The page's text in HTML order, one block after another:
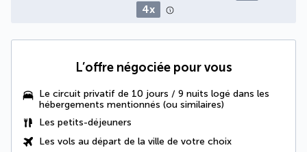
4x
L’offre négociée pour vous
Le circuit privatif de 10 jours / 9 nuits logé dans les
hébergements mentionnés (ou similaires)
Les petits-déjeuners
Les vols au départ de la ville de votre choix